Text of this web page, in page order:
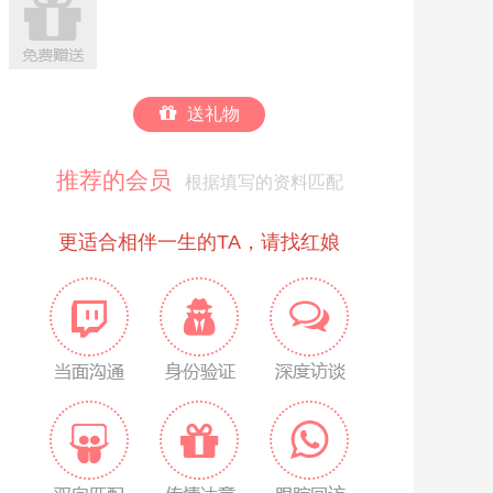
送礼物
推荐的会员 根据填写的资料匹配
更适合相伴一生的TA，请找红娘